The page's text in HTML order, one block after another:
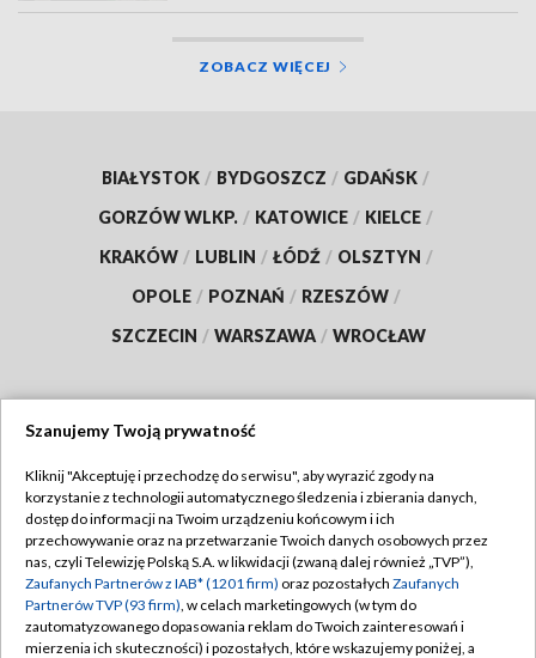
ZOBACZ WIĘCEJ
BIAŁYSTOK / BYDGOSZCZ / GDAŃSK /
GORZÓW WLKP. / KATOWICE / KIELCE /
KRAKÓW / LUBLIN / ŁÓDŹ / OLSZTYN /
OPOLE / POZNAŃ / RZESZÓW /
SZCZECIN / WARSZAWA / WROCŁAW
TVP
Abonament TVP
Emisja w TVP
Centrum informacji TVP
Regulamin TVP
Polityka prywatności
Moje zgody
Szanujemy Twoją prywatność
Kliknij "Akceptuję i przechodzę do serwisu", aby wyrazić zgody na
korzystanie z technologii automatycznego śledzenia i zbierania danych,
dostęp do informacji na Twoim urządzeniu końcowym i ich
przechowywanie oraz na przetwarzanie Twoich danych osobowych przez
nas, czyli Telewizję Polską S.A. w likwidacji (zwaną dalej również „TVP”),
Zaufanych Partnerów z IAB* (1201 firm) oraz pozostałych Zaufanych
Partnerów TVP (93 firm), w celach marketingowych (w tym do
zautomatyzowanego dopasowania reklam do Twoich zainteresowań i
mierzenia ich skuteczności) i pozostałych, które wskazujemy poniżej, a